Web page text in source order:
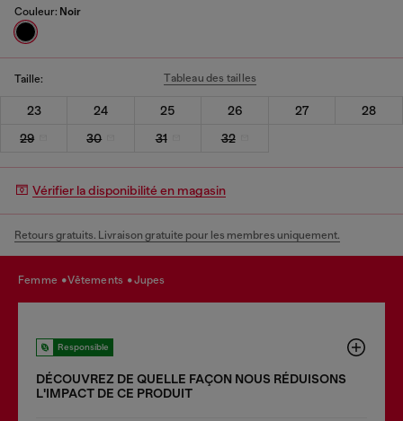
Couleur: Noir
Taille: Tableau des tailles
23 24 25 26 27
28
29
30 31 32
Vérifier la disponibilité en magasin
Retours gratuits. Livraison gratuite pour les membres uniquement.
femme vêtements jupes
Responsible
DÉCOUVREZ DE QUELLE FAÇON NOUS RÉDUISONS
LʹIMPACT DE CE PRODUIT